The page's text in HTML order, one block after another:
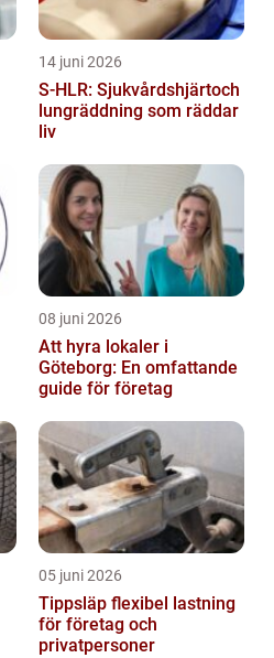
14 juni 2026
S-HLR: Sjukvårdshjärtoch
lungräddning som räddar
liv
08 juni 2026
Att hyra lokaler i
Göteborg: En omfattande
guide för företag
05 juni 2026
Tippsläp flexibel lastning
för företag och
privatpersoner